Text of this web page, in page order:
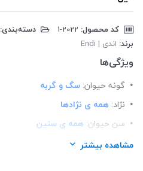
کد محصول: دسته‌بندی:
برند: اندی | Endi
ویژگی‌ها
گونه حیوان: سگ و گربه
نژاد: همه ی نژادها
سن حیوان: همه ی سنین
محصول کشور:چین مشاهده بیشتر